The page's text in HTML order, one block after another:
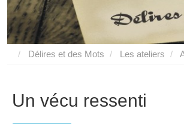
Délires et des Mots Les ateliers
Un vécu ressenti